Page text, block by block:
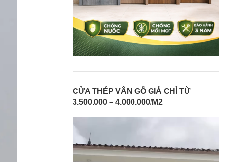
CỬA THÉP VÂN GỖ GIẢ CHỈ TỪ
3.500.000 – 4.000.000/M2